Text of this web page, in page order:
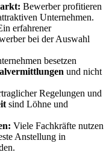
Bewerber profitieren
Unternehmen.
erfahrener
bei der Auswahl
besetzen
und nicht
Regelungen und
sind Löhne und
Viele Fachkräfte nutzen
Anstellung in